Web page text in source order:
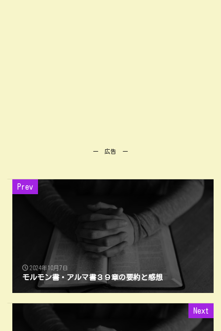
ー 広告 ー
Prev
2024年10月7日
モルモン書・アルマ書３９章の要約と感想
Next